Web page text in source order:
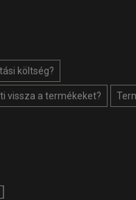
költség?
vissza a termékeket?